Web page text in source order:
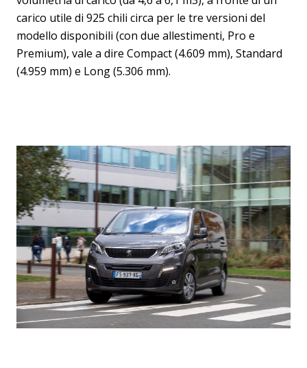
carico utile di 925 chili circa per le tre versioni del
modello disponibili (con due allestimenti, Pro e
Premium), vale a dire Compact (4.609 mm), Standard
(4.959 mm) e Long (5.306 mm).